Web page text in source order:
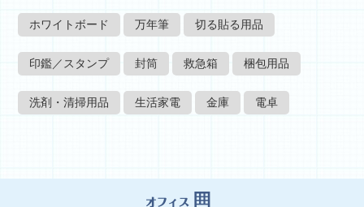
ホワイトボード 万年筆 切る貼る用品
印鑑／スタンプ 封筒 救急箱 梱包用品
洗剤・清掃用品 生活家電 金庫 電卓